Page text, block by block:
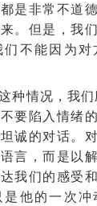
是非常不道
。但是，我
们不能因为
情况，我们
要陷入情绪
诚的对话。
言，而是以
我们的感受
他的一次